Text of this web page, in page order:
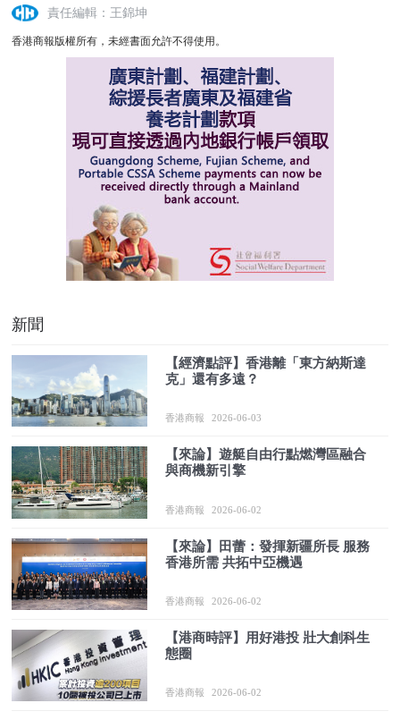
責任編輯：王錦坤
香港商報版權所有，未經書面允許不得使用。
新聞
【經濟點評】香港離「東方納斯達
克」還有多遠？
香港商報 2026-06-03
【來論】遊艇自由行點燃灣區融合
與商機新引擎
香港商報 2026-06-02
【來論】田蕾：發揮新疆所長 服務
香港所需 共拓中亞機遇
香港商報 2026-06-02
【港商時評】用好港投 壯大創科生
態圈
香港商報 2026-06-02